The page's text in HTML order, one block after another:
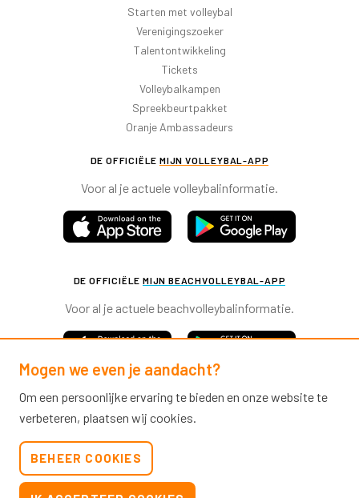
Starten met volleybal
Verenigingszoeker
Talentontwikkeling
Tickets
Volleybalkampen
Spreekbeurtpakket
Oranje Ambassadeurs
DE OFFICIËLE MIJN VOLLEYBAL-APP
Voor al je actuele volleybalinformatie.
DE OFFICIËLE MIJN BEACHVOLLEYBAL-APP
Voor al je actuele beachvolleybalinformatie.
Mogen we even je aandacht?
Om een persoonlijke ervaring te bieden en onze website te
verbeteren, plaatsen wij cookies.
BEHEER COOKIES